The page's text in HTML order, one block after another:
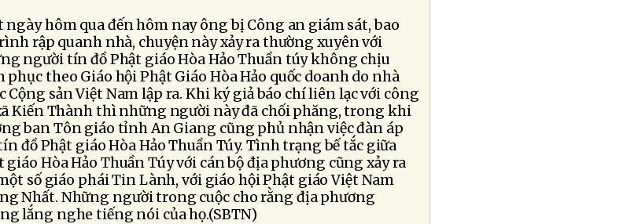
ngày hôm qua đến hôm nay ông bị Công an giám sát, bao
rập quanh nhà, chuyện này xảy ra thường xuyên với
người tín đồ Phật giáo Hòa Hảo Thuần túy không chịu
phục theo Giáo hội Phật Giáo Hòa Hảo quốc doanh do nhà
Cộng sản Việt Nam lập ra. Khi ký giả báo chí liên lạc với công
Kiến Thành thì những người này đã chối phăng, trong khi
ban Tôn giáo tỉnh An Giang cũng phủ nhận việc đàn áp
đồ Phật giáo Hòa Hảo Thuần Túy. Tình trạng bế tắc giữa
giáo Hòa Hảo Thuần Túy với cán bộ địa phương cũng xảy ra
số giáo phái Tin Lành, với giáo hội Phật giáo Việt Nam
Nhất. Những người trong cuộc cho rằng địa phương
lắng nghe tiếng nói của họ.(SBTN)